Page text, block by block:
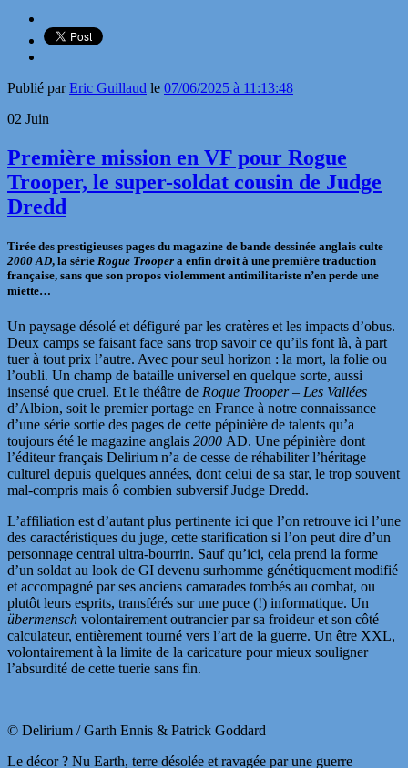
Publié parEric Guillaud le 07/06/2025 à 11:13:48
02 Juin
Première mission en VF pour Rogue
Trooper, le super-soldat cousin de Judge
Dredd
Tirée des prestigieuses pages du magazine de bande dessinée anglais culte
2000 AD, la série Rogue Trooper a enfin droit à une première traduction
française, sans que son propos violemment antimilitariste n’en perde une
miette…
Un paysage désolé et défiguré par les cratères et les impacts d’obus.
Deux camps se faisant face sans trop savoir ce qu’ils font là, à part
tuer à tout prix l’autre. Avec pour seul horizon : la mort, la folie ou
l’oubli. Un champ de bataille universel en quelque sorte, aussi
insensé que cruel. Et le théâtre de Rogue Trooper – Les Vallées
d’Albion, soit le premier portage en France à notre connaissance
d’une série sortie des pages de cette pépinière de talents qu’a
toujours été le magazine anglais 2000 AD. Une pépinière dont
l’éditeur français Delirium n’a de cesse de réhabiliter l’héritage
culturel depuis quelques années, dont celui de sa star, le trop souvent
mal-compris mais ô combien subversif Judge Dredd.
L’affiliation est d’autant plus pertinente ici que l’on retrouve ici l’une
des caractéristiques du juge, cette starification si l’on peut dire d’un
personnage central ultra-bourrin. Sauf qu’ici, cela prend la forme
d’un soldat au look de GI devenu surhomme génétiquement modifié
et accompagné par ses anciens camarades tombés au combat, ou
plutôt leurs esprits, transférés sur une puce (!) informatique. Un
übermensch volontairement outrancier par sa froideur et son côté
calculateur, entièrement tourné vers l’art de la guerre. Un être XXL,
volontairement à la limite de la caricature pour mieux souligner
l’absurdité de cette tuerie sans fin.
© Delirium / Garth Ennis & Patrick Goddard
Le décor ? Nu Earth, terre désolée et ravagée par une guerre